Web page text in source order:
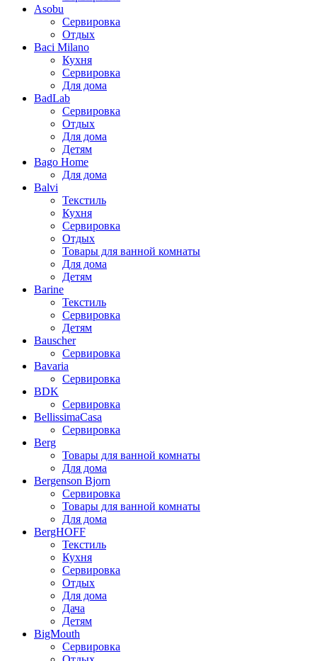
Asobu
Сервировка
Отдых
Baci Milano
Кухня
Сервировка
Для дома
BadLab
Сервировка
Отдых
Для дома
Детям
Bago Home
Для дома
Balvi
Текстиль
Кухня
Сервировка
Отдых
Товары для ванной комнаты
Для дома
Детям
Barine
Текстиль
Сервировка
Детям
Bauscher
Сервировка
Bavaria
Сервировка
BDK
Сервировка
BellissimaCasa
Сервировка
Berg
Товары для ванной комнаты
Для дома
Bergenson Bjorn
Сервировка
Товары для ванной комнаты
Для дома
BergHOFF
Текстиль
Кухня
Сервировка
Отдых
Для дома
Дача
Детям
BigMouth
Сервировка